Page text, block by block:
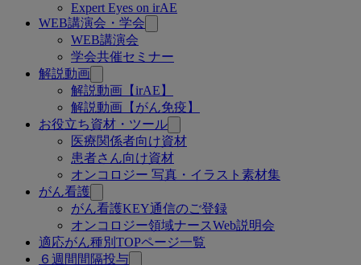
Expert Eyes on irAE
WEB講演会・学会
WEB講演会
学会共催セミナー
解説動画
解説動画【irAE】
解説動画【がん免疫】
お役立ち資材・ツール
医療関係者向け資材
患者さん向け資材
オンコロジー 写真・イラスト素材集
がん看護
がん看護KEY通信のご登録
オンコロジー領域ナースWeb説明会
適応がん種別TOPページ一覧
６週間間隔投与